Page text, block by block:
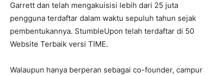
Garrett dan telah mengakuisisi lebih dari 25 juta
pengguna terdaftar dalam waktu sepuluh tahun sejak
pembentukannya. StumbleUpon telah terdaftar di 50
Website Terbaik versi TIME.
Walaupun hanya berperan sebagai co-founder, campur